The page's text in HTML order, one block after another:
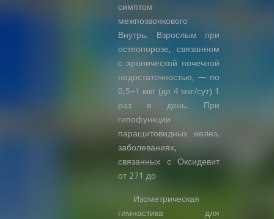
симптом
межпозвонкового
Внутрь. Взрослым при
остеопорозе, связанном
с хронической почечной
недостаточностью, — по
0,5–1 мкг (до 4 мкг/сут) 1
раз в день. При
гипофункции
паращитовидных желез,
заболеваниях,
связанных с Оксидевит
от 271 до
Изометрическая
гимнастика для